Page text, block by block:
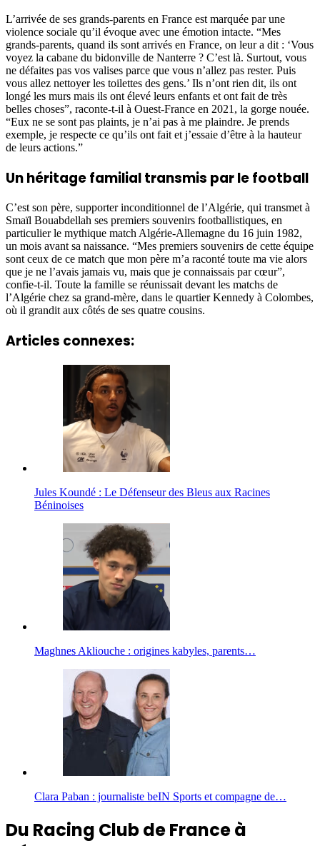
L’arrivée de ses grands-parents en France est marquée par une
violence sociale qu’il évoque avec une émotion intacte. “Mes
grands-parents, quand ils sont arrivés en France, on leur a dit : ‘Vous
voyez la cabane du bidonville de Nanterre ? C’est là. Surtout, vous
ne défaites pas vos valises parce que vous n’allez pas rester. Puis
vous allez nettoyer les toilettes des gens.’ Ils n’ont rien dit, ils ont
longé les murs mais ils ont élevé leurs enfants et ont fait de très
belles choses”, raconte-t-il à Ouest-France en 2021, la gorge nouée.
“Eux ne se sont pas plaints, je n’ai pas à me plaindre. Je prends
exemple, je respecte ce qu’ils ont fait et j’essaie d’être à la hauteur
de leurs actions.”
Un héritage familial transmis par le football
C’est son père, supporter inconditionnel de l’Algérie, qui transmet à
Smaïl Bouabdellah ses premiers souvenirs footballistiques, en
particulier le mythique match Algérie-Allemagne du 16 juin 1982,
un mois avant sa naissance. “Mes premiers souvenirs de cette équipe
sont ceux de ce match que mon père m’a raconté toute ma vie alors
que je ne l’avais jamais vu, mais que je connaissais par cœur”,
confie-t-il. Toute la famille se réunissait devant les matchs de
l’Algérie chez sa grand-mère, dans le quartier Kennedy à Colombes,
où il grandit aux côtés de ses quatre cousins.
Articles connexes:
Jules Koundé : Le Défenseur des Bleus aux Racines
Béninoises
Maghnes Akliouche : origines kabyles, parents…
Clara Paban : journaliste beIN Sports et compagne de…
Du Racing Club de France à